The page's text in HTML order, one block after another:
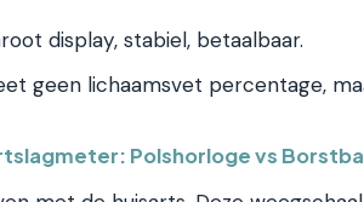
display, stabiel, betaalbaar.
geen lichaamsvet percentage,
Polshorloge vs